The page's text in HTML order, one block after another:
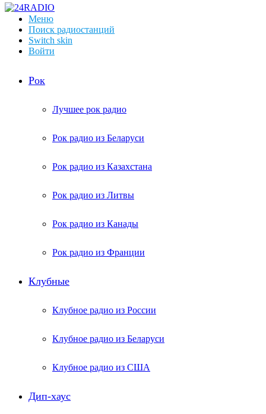
Меню
Поиск радиостанций
Switch skin
Войти
Рок
Лучшее рок радио
Рок радио из Беларуси
Рок радио из Казахстана
Рок радио из Литвы
Рок радио из Канады
Рок радио из Франции
Клубные
Клубное радио из России
Клубное радио из Беларуси
Клубное радио из США
Дип-хаус